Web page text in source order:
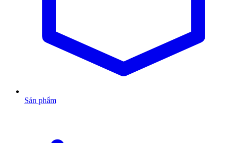
Sản phẩm